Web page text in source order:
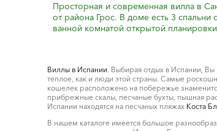
Просторная и современная вилла в
от района Грос. В доме есть 3
ванной комнатой открытой
Виллы в Испании. Выбирая отдых в Испании, Вы
теплое, как и люди этой страны. Самые
кошелек расположено на побережье
прибрежные скалы, песчаные бухты, пышная
Испании находятся на песчаных пляжах Коста
В нашем каталоге имеется большое